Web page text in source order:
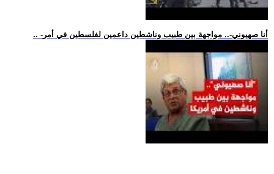
.. -أنا صهيوني-.. مواجهة بين طبيب وناشطين داعمين لفلسطين في أمر